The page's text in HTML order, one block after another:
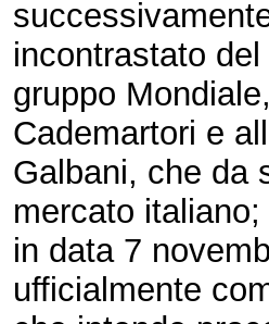
incontrastato
gruppo
Cademartori e
Galbani, che da
mercato italiano;
in data 7
ufficialmente